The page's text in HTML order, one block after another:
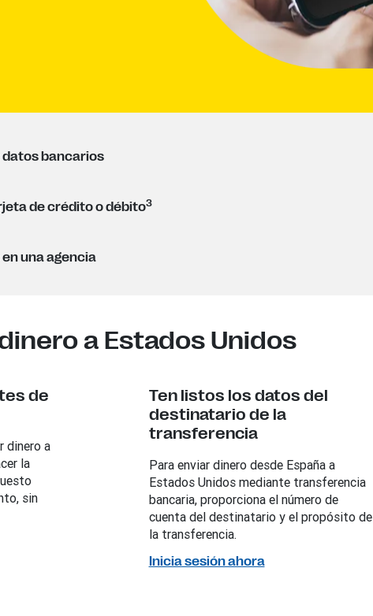
datos bancarios
de crédito o débito3
una agencia
a Estados Unidos
de
dinero a
la
sin
Ten listos los datos del
destinatario de la
transferencia
Para enviar dinero desde España a
Estados Unidos mediante transferencia
bancaria, proporciona el número de
cuenta del destinatario y el propósito de
la transferencia.
Inicia sesión ahora